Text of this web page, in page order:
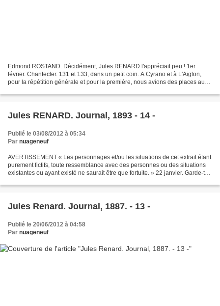
Edmond ROSTAND. Décidément, Jules RENARD l'appréciait peu ! 1er
février. Chantecler. 131 et 133, dans un petit coin. A Cyrano et à L'Aiglon,
pour la répétition générale et pour la première, nous avions des places au
Jules RENARD. Journal, 1893 - 14 -
Publié le 03/08/2012 à 05:34
Par nuageneuf
AVERTISSEMENT « Les personnages et/ou les situations de cet extrait étant
purement fictifs, toute ressemblance avec des personnes ou des situations
existantes ou ayant existé ne saurait être que fortuite. » 22 janvier. Garde-toi
Jules Renard. Journal, 1887. - 13 -
Publié le 20/06/2012 à 04:58
Par nuageneuf